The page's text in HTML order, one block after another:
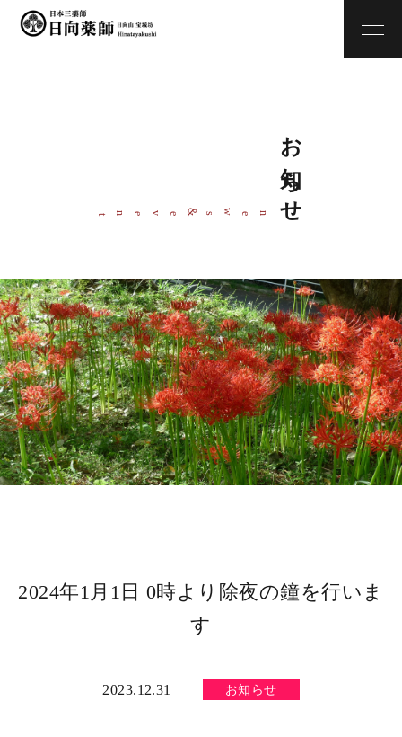
お知らせ
ne
w s
& even
t
2024年1月1日 0時より除夜の鐘を行いま
す
2023.12.31 お知らせ